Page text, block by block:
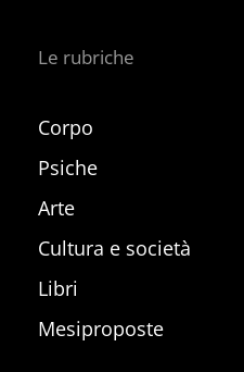
Le rubriche
Corpo
Psiche
Arte
Cultura e società
Libri
Mesiproposte